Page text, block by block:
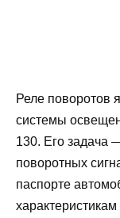
Реле поворотов
системы
130. Его задача
поворотных
паспорте